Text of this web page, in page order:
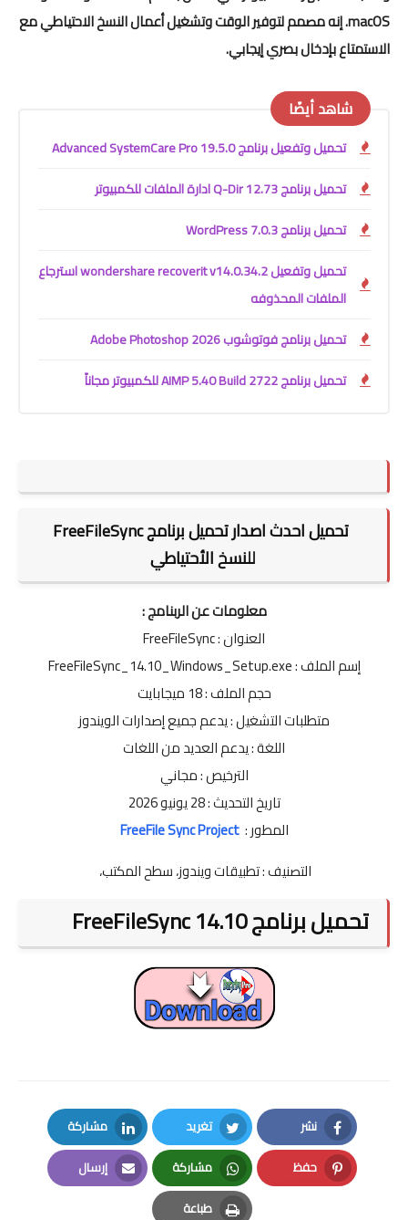
macOS. إنه مصمم لتوفير الوقت وتشغيل أعمال النسخ الاحتياطي مع
الاستمتاع بإدخال بصري إيجابي.
شاهد أيضًا
تحميل وتفعيل برنامج Advanced SystemCare Pro 19.5.0
تحميل برنامج Q-Dir 12.73 ادارة الملفات للكمبيوتر
تحميل برنامج WordPress 7.0.3
تحميل وتفعيل wondershare recoverit v14.0.34.2 استرجاع
الملفات المحذوفه
تحميل برنامج فوتوشوب Adobe Photoshop 2026
تحميل برنامج AIMP 5.40 Build 2722 للكمبيوتر مجاناً
تحميل احدث اصدار تحميل برنامج FreeFileSync
للنسخ الأحتياطي
معلومات عن الربنامج :
العنوان : FreeFileSync
إسم الملف : FreeFileSync_14.10_Windows_Setup.exe
حجم الملف : 18 ميجابايت
متطلبات التشغيل : يدعم جميع إصدارات الويندوز
اللغة : يدعم العديد من اللغات
الترخيص : مجاني
تاريخ التحديث : 28 يونيو 2026
المطور :FreeFile Sync Project
التصنيف : تطبيقات ويندوز، سطح المكتب،
تحميل برنامج FreeFileSync 14.10
نشر
Facebook
تغريد
Twitter
مشاركة
LinkedIn
حفظ
Pinterest
مشاركة
Whatsapp
إرسال
Email
طباعة